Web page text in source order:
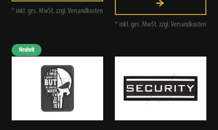
* inkl. ges. MwSt. zzgl.Versandkosten
* inkl. ges. MwSt. zzgl.Versandkosten
Neuheit